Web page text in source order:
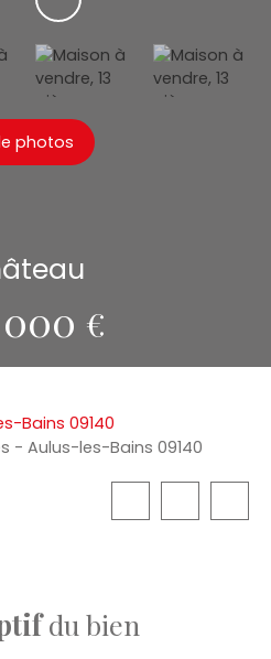
photos
000 €
Bains 09140
- Aulus-les-Bains 09140
du bien